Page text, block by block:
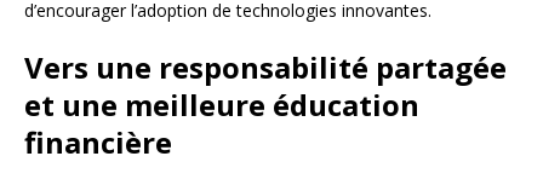
d’encourager l’adoption de technologies innovantes.
Vers une responsabilité partagée
et une meilleure éducation
financière